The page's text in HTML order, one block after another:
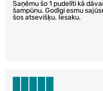
Saņēmu šo 1 pudelīti kā
šampūnu. Godīgi esmu
šos atsevišķu. Iesaku.